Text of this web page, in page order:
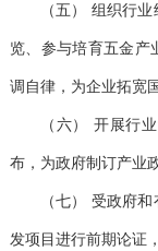
（五） 组织行业
览、参与培育五金产
调自律，为企业拓宽
（六） 开展行
布，为政府制订产业
（七） 受政府和
发项目进行前期论证